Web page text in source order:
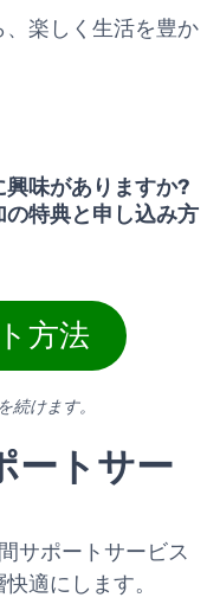
楽しく生活を豊か
味がありますか?
特典と申し込み方
方法
続けます。
ートサー
サポートサービス
適にします。